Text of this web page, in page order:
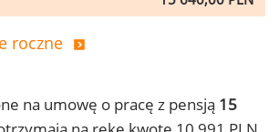
roczne
na umowę o pracę z pensją 15